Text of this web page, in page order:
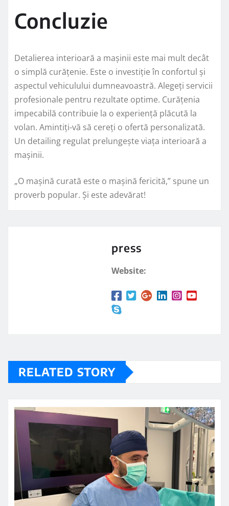
Concluzie
Detalierea interioară a mașinii este mai mult decât
o simplă curățenie. Este o investiție în confortul și
aspectul vehiculului dumneavoastră. Alegeți servicii
profesionale pentru rezultate optime. Curățenia
impecabilă contribuie la o experiență plăcută la
volan. Amintiți-vă să cereți o ofertă personalizată.
Un detailing regulat prelungește viața interioară a
mașinii.
„O mașină curată este o mașină fericită,” spune un
proverb popular. Și este adevărat!
press
Website:
RELATED STORY